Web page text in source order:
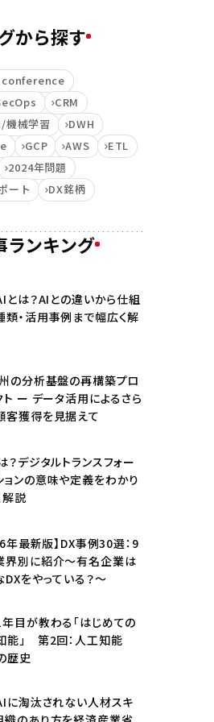
から探す
conference
CRM
機械学習
DWH
GCP AWS
ETL
2024年問題
ート DX銘柄
ンキング
とは？AIとの違いから仕組
類・活用事例まで幅広く解
の分析基盤の再構築プロ
ト ー データ活用によるさら
客獲得を見据えて
？デジタルトランスフォー
ョンの意味や定義をわかり
解説
年最新版】DX事例30選：9
界別に紹介～有名企業は
DXをやっている？～
目が教わる「はじめての
能」 第2回：人工知能
歴史
に淘汰されない人材スキ